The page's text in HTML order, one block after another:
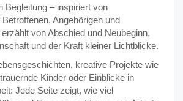
Begleitung – inspiriert von
Angehörigen und
von Abschied und Neubeginn,
und der Kraft kleiner Lichtblicke.
kreative Projekte wie
Kinder oder Einblicke in
Jede Seite zeigt, wie viel